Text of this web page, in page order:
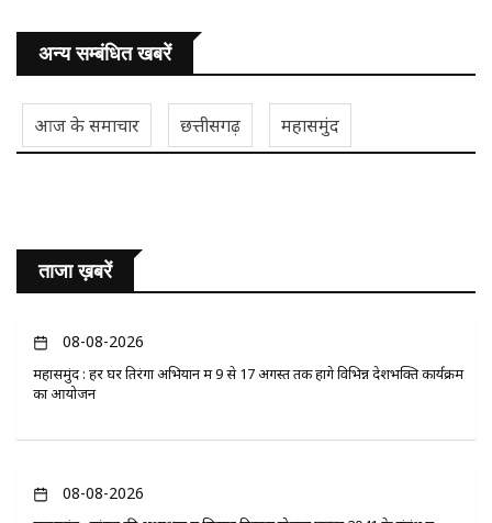
अन्य सम्बंधित खबरें
आज के समाचार छत्तीसगढ़ महासमुंद
ताजा ख़बरें
08-08-2026
महासमुंद : हर घर तिरंगा अभियान में 9 से 17 अगस्त तक होंगे विभिन्न देशभक्ति कार्यक्रम
का आयोजन
08-08-2026